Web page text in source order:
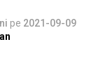
pe 2021-09-09